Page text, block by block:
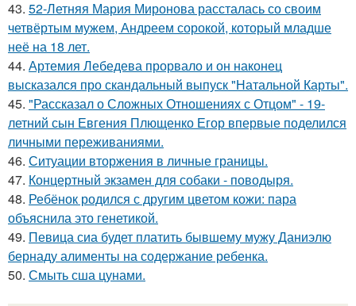
43. 52-Летняя Мария Миронова рассталась со своим
четвёртым мужем, Андреем сорокой, который младше
неё на 18 лет.
44. Артемия Лебедева прорвало и он наконец
высказался про скандальный выпуск "Натальной Карты".
45. "Рассказал о Сложных Отношениях с Отцом" - 19-
летний сын Евгения Плющенко Егор впервые поделился
личными переживаниями.
46. Ситуации вторжения в личные границы.
47. Концертный экзамен для собаки - поводыря.
48. Ребёнок родился с другим цветом кожи: пара
объяснила это генетикой.
49. Певица сиа будет платить бывшему мужу Даниэлю
бернаду алименты на содержание ребенка.
50. Смыть сша цунами.